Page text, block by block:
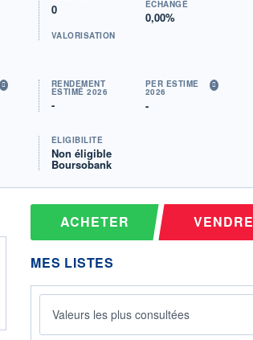
0 ÉCHANGÉ
0,00%
VALORISATION
RENDEMENT
ESTIMÉ 2026
-
PER ESTIMÉ
2026
-
ÉLIGIBILITÉ
Non éligible
Boursobank
ACHETER VENDRE
MES LISTES
Valeurs les plus consultées